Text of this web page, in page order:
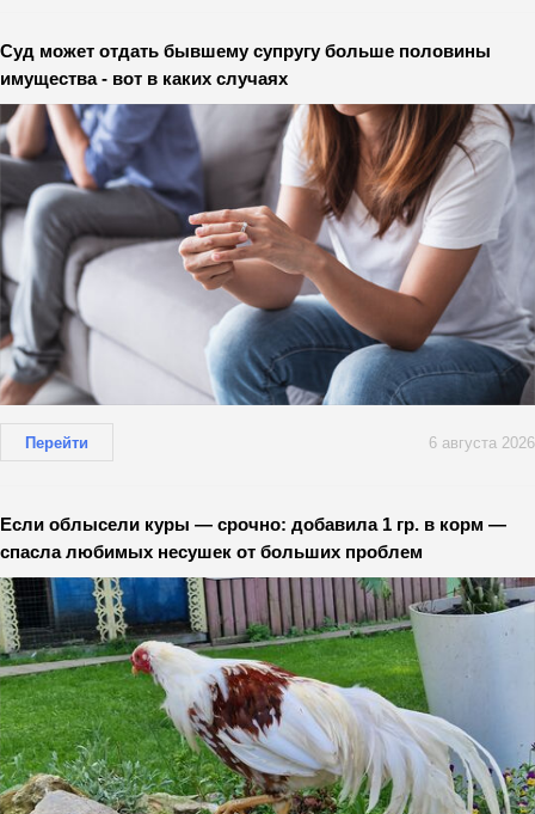
Суд может отдать бывшему супругу больше половины
имущества - вот в каких случаях
Перейти 6 августа 2026
Если облысели куры — срочно: добавила 1 гр. в корм —
спасла любимых несушек от больших проблем